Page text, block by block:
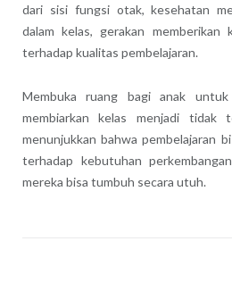
dari sisi fungsi otak, kesehatan
dalam kelas, gerakan memberikan
terhadap kualitas pembelajaran.
Membuka ruang bagi anak
membiarkan kelas menjadi tidak
menunjukkan bahwa pembelajaran
terhadap kebutuhan
mereka bisa tumbuh secara utuh.